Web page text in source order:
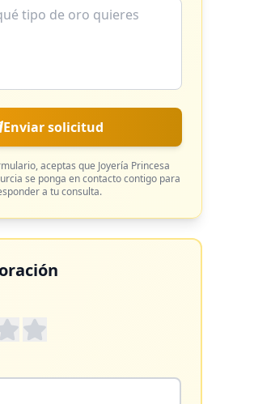
Enviar solicitud
aceptas que Joyería Princesa
se ponga en contacto contigo para
a tu consulta.